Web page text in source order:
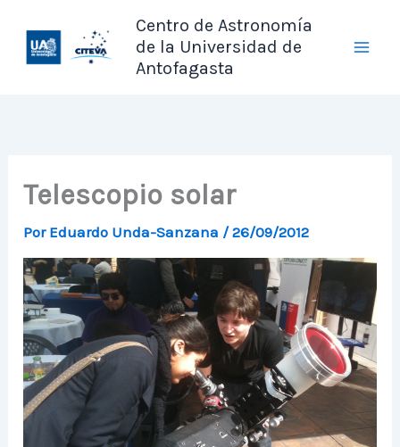
contenido
Centro de Astronomía
de la Universidad de
Antofagasta
Telescopio solar
Por Eduardo Unda-Sanzana /26/09/2012